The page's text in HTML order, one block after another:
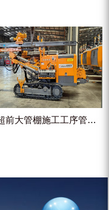
水井专用螺杆空压机
雾炮机
洗轮机
隧道超前大管棚施工工序管理控制